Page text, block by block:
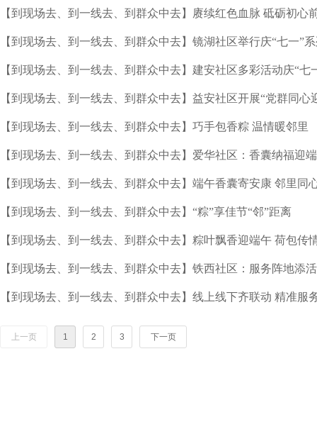
【到现场去、到一线去、到群众中去】赓续红色血脉 砥砺初心
【到现场去、到一线去、到群众中去】镜湖社区举行庆“七一”
【到现场去、到一线去、到群众中去】建安社区多彩活动庆“七
【到现场去、到一线去、到群众中去】益安社区开展“党群同
【到现场去、到一线去、到群众中去】巧手包香粽 温情暖邻里
【到现场去、到一线去、到群众中去】爱华社区：香囊纳福迎
【到现场去、到一线去、到群众中去】端午香囊寄安康 邻里同
【到现场去、到一线去、到群众中去】“粽”享佳节“邻”距离
【到现场去、到一线去、到群众中去】粽叶飘香迎端午 荷包传
【到现场去、到一线去、到群众中去】铁西社区：服务阵地添
【到现场去、到一线去、到群众中去】线上线下齐联动 精准服
上一页 1 2 3 下一页